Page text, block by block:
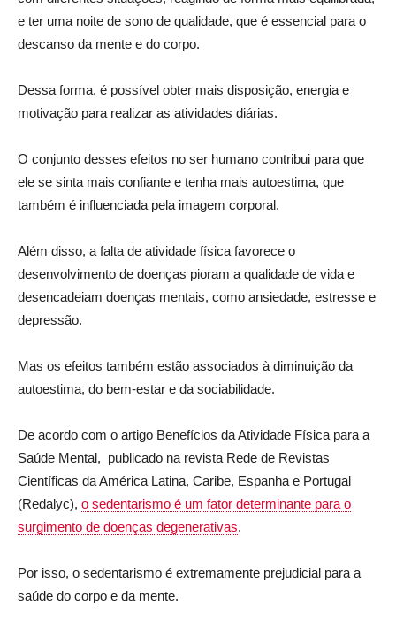
e ter uma noite de sono de qualidade, que é essencial para o
descanso da mente e do corpo.
Dessa forma, é possível obter mais disposição, energia e
motivação para realizar as atividades diárias.
O conjunto desses efeitos no ser humano contribui para que
ele se sinta mais confiante e tenha mais autoestima, que
também é influenciada pela imagem corporal.
Além disso, a falta de atividade física favorece o
desenvolvimento de doenças pioram a qualidade de vida e
desencadeiam doenças mentais, como ansiedade, estresse e
depressão.
Mas os efeitos também estão associados à diminuição da
autoestima, do bem-estar e da sociabilidade.
De acordo com o artigo Benefícios da Atividade Física para a
Saúde Mental, publicado na revista Rede de Revistas
Científicas da América Latina, Caribe, Espanha e Portugal
(Redalyc), o sedentarismo é um fator determinante para o
surgimento de doenças degenerativas.
Por isso, o sedentarismo é extremamente prejudicial para a
saúde do corpo e da mente.